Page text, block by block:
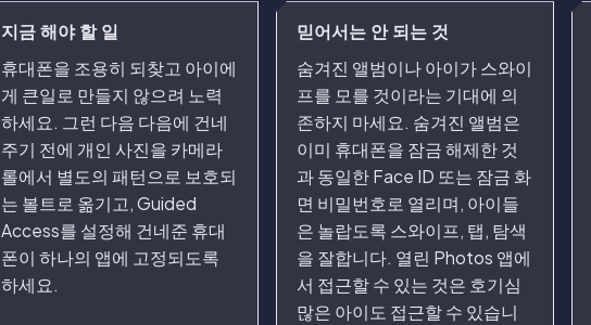
지금 해야 할 일
휴대폰을 조용히 되찾고 아이에
게 큰일로 만들지 않으려 노력
하세요. 그런 다음 다음에 건네
주기 전에 개인 사진을 카메라
롤에서 별도의 패턴으로 보호되
는 볼트로 옮기고, Guided
Access를 설정해 건네준 휴대
폰이 하나의 앱에 고정되도록
하세요.
믿어서는 안 되는 것
숨겨진 앨범이나 아이가 스와이
프를 모를 것이라는 기대에 의
존하지 마세요. 숨겨진 앨범은
이미 휴대폰을 잠금 해제한 것
과 동일한 Face ID 또는 잠금 화
면 비밀번호로 열리며, 아이들
은 놀랍도록 스와이프, 탭, 탐색
을 잘합니다. 열린 Photos 앱에
서 접근할 수 있는 것은 호기심
많은 아이도 접근할 수 있습니